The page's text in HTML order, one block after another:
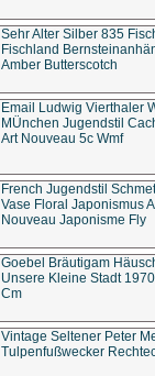
Sehr Alter Silber 835
Fischland
Amber Butterscotch
Email Ludwig Vierthaler
MÜnchen Jugendstil
Art Nouveau 5c Wmf
French Jugendstil
Vase Floral Japonismus
Nouveau Japonisme Fly
Goebel Bräutigam
Unsere Kleine Stadt
Cm
Vintage Seltener Peter
Tulpenfußwecker